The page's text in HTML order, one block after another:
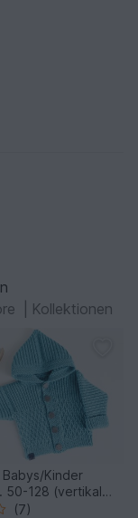
Kollektionen
Kinder
50-128 (vertikal
(7)